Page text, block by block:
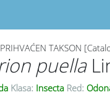
PRIHVAĆEN TAKSON
puella
Klasa: Insecta Red: